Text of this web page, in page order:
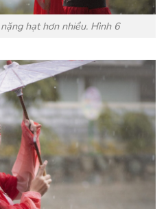
hạt hơn nhiều. Hình 6